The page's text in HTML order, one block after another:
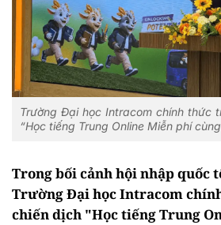
Trường Đại học Intracom chính thức
“Học tiếng Trung Online Miễn phí
Trong bối cảnh hội nhập quốc
Trường Đại học Intracom
chiến dịch "Học tiếng Trung